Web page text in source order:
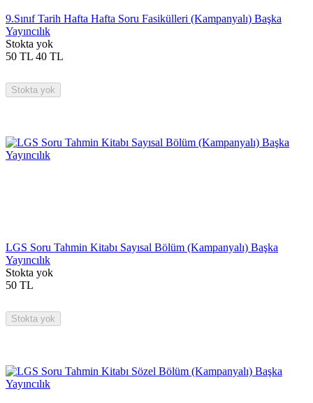
9.Sınıf Tarih Hafta Hafta Soru Fasikülleri (Kampanyalı) Başka
Yayıncılık
Stokta yok
50 TL 40 TL
Stokta yok
LGS Soru Tahmin Kitabı Sayısal Bölüm (Kampanyalı) Başka
Yayıncılık
Stokta yok
50 TL
Stokta yok